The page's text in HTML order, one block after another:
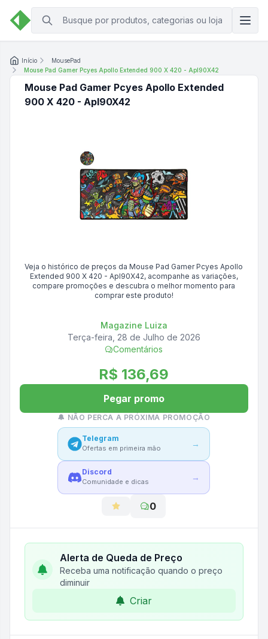
Início
MousePad
Mouse Pad Gamer Pcyes Apollo Extended 900 X 420 - Apl90X42
Mouse Pad Gamer Pcyes Apollo Extended
900 X 420 - Apl90X42
Veja o histórico de preços daMouse Pad Gamer Pcyes Apollo
Extended 900 X 420 - Apl90X42, acompanhe as variações,
compare promoções e descubra o melhor momento para
comprar este produto!
Magazine Luiza
Terça-feira, 28 de Julho de 2026
Comentários
R$ 136,69
Pegar promo
🔔 NÃO PERCA A PRÓXIMA PROMOÇÃO
Telegram
Ofertas em primeira mão →
Discord
Comunidade e dicas →
0
Alerta de Queda de Preço
Receba uma notificação quando o preço
diminuir
Criar